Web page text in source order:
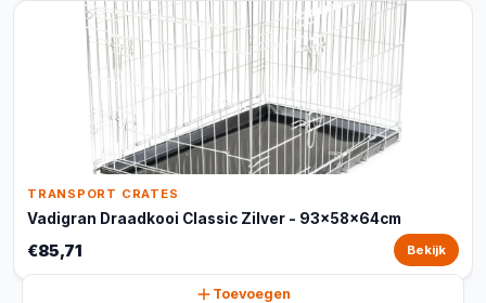
TRANSPORT CRATES
Vadigran Draadkooi Classic Zilver - 93x58x64cm
€85,71 Bekijk
Toevoegen